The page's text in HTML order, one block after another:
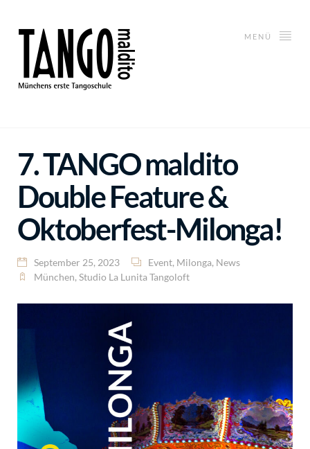
MENÜ
7. TANGO maldito
Double Feature &
Oktoberfest-Milonga!
September 25, 2023 Event, Milonga, News
München, Studio La Lunita Tangoloft